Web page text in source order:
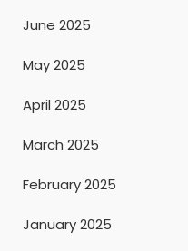
June 2025
May 2025
April 2025
March 2025
February 2025
January 2025